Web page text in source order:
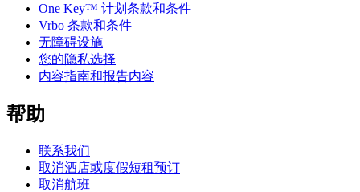
One Key™ 计划条款和条件
Vrbo 条款和条件
无障碍设施
您的隐私选择
内容指南和报告内容
帮助
联系我们
取消酒店或度假短租预订
取消航班